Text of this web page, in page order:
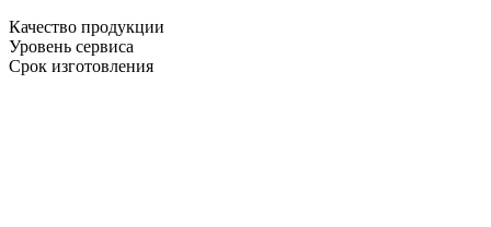
Качество продукции
Уровень сервиса
Срок изготовления